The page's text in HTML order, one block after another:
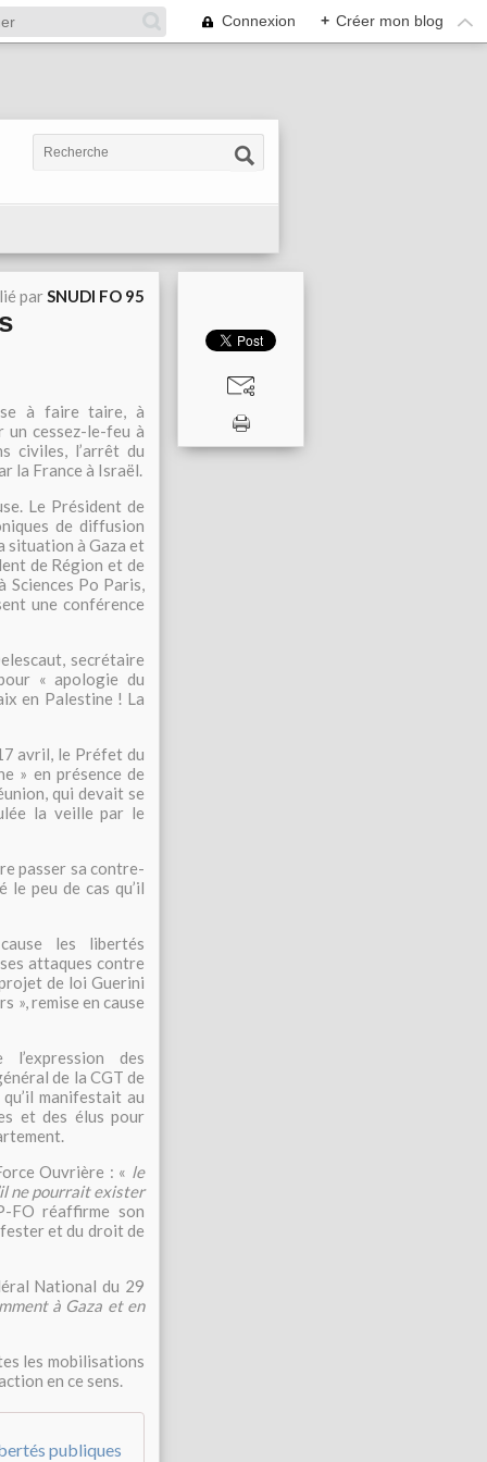
Connexion + Créer mon blog
parSNUDI FO 95
à faire taire, à
un cessez-le-feu à
civiles, l’arrêt du
la France à Israël.
Le Président de
de diffusion
situation à Gaza et
de Région et de
Sciences Po Paris,
une conférence
secrétaire
« apologie du
en Palestine ! La
avril, le Préfet du
» en présence de
qui devait se
la veille par le
passer sa contre-
peu de cas qu’il
les libertés
attaques contre
de loi Guerini
», remise en cause
des
de la CGT de
manifestait au
et des élus pour
Ouvrière : « le
ne pourrait exister
FO réaffirme son
et du droit de
National du 29
à Gaza et en
les mobilisations
en ce sens.
publiques